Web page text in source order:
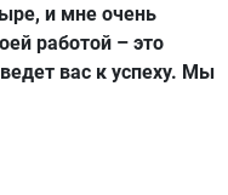
и мне очень
работой – это
вас к успеху. Мы